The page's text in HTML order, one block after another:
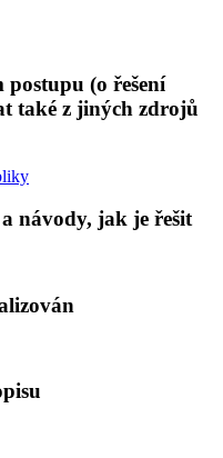
postupu (o řešení
také z jiných zdrojů
návody, jak je řešit